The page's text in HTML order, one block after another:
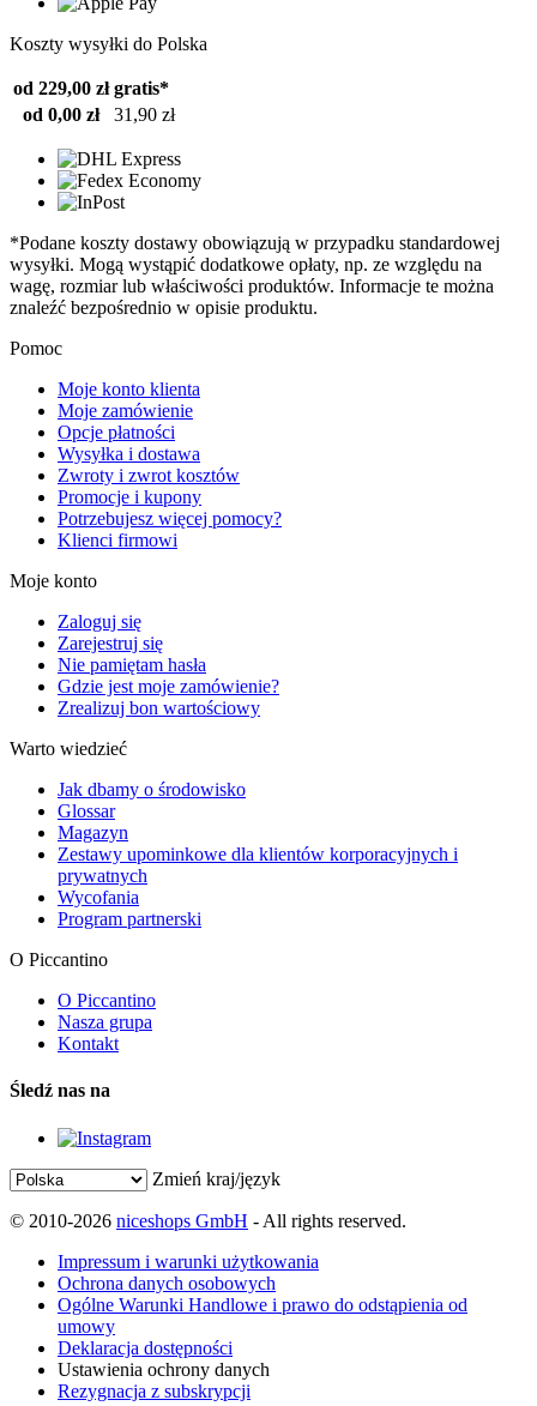
Koszty wysyłki do Polska
od 229,00 zł gratis*
od 0,00 zł
31,90 zł
*Podane koszty dostawy obowiązują w przypadku standardowej
wysyłki. Mogą wystąpić dodatkowe opłaty, np. ze względu na
wagę, rozmiar lub właściwości produktów. Informacje te można
znaleźć bezpośrednio w opisie produktu.
Pomoc
Moje konto klienta
Moje zamówienie
Opcje płatności
Wysyłka i dostawa
Zwroty i zwrot kosztów
Promocje i kupony
Potrzebujesz więcej pomocy?
Klienci firmowi
Moje konto
Zaloguj się
Zarejestruj się
Nie pamiętam hasła
Gdzie jest moje zamówienie?
Zrealizuj bon wartościowy
Warto wiedzieć
Jak dbamy o środowisko
Glossar
Magazyn
Zestawy upominkowe dla klientów korporacyjnych i
prywatnych
Wycofania
Program partnerski
O Piccantino
O Piccantino
Nasza grupa
Kontakt
Śledź nas na
Zmień kraj/język
© 2010-2026 niceshops GmbH - All rights reserved.
Impressum i warunki użytkowania
Ochrona danych osobowych
Ogólne Warunki Handlowe i prawo do odstąpienia od
umowy
Deklaracja dostępności
Ustawienia ochrony danych
Rezygnacja z subskrypcji